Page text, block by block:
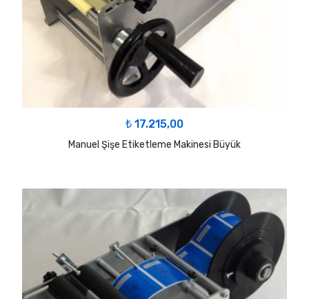
₺ 17.215,00
Manuel Şişe Etiketleme Makinesi Büyük